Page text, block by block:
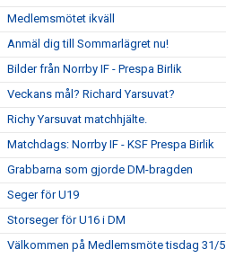
Medlemsmötet ikväll
Anmäl dig till Sommarlägret nu!
Bilder från Norrby IF - Prespa Birlik
Veckans mål? Richard Yarsuvat?
Richy Yarsuvat matchhjälte.
Matchdags: Norrby IF - KSF Prespa Birlik
Grabbarna som gjorde DM-bragden
Seger för U19
Storseger för U16 i DM
Välkommen på Medlemsmöte tisdag 31/5